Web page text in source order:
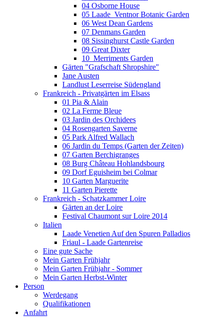
04 Osborne House
05 Laade_Ventnor Botanic Garden
06 West Dean Gardens
07 Denmans Garden
08 Sissinghurst Castle Garden
09 Great Dixter
10_Merriments Garden
Gärten "Grafschaft Shropshire"
Jane Austen
Landlust Leserreise Südengland
Frankreich - Privatgärten im Elsass
01 Pia & Alain
02 La Ferme Bleue
03 Jardin des Orchidees
04 Rosengarten Saverne
05 Park Alfred Wallach
06 Jardin du Temps (Garten der Zeiten)
07 Garten Berchigranges
08 Burg Château Hohlandsbourg
09 Dorf Eguisheim bei Colmar
10 Garten Marguerite
11 Garten Pierette
Frankreich - Schatzkammer Loire
Gärten an der Loire
Festival Chaumont sur Loire 2014
Italien
Laade Venetien Auf den Spuren Palladios
Friaul - Laade Gartenreise
Eine gute Sache
Mein Garten Frühjahr
Mein Garten Frühjahr - Sommer
Mein Garten Herbst-Winter
Person
Werdegang
Qualifikationen
Anfahrt